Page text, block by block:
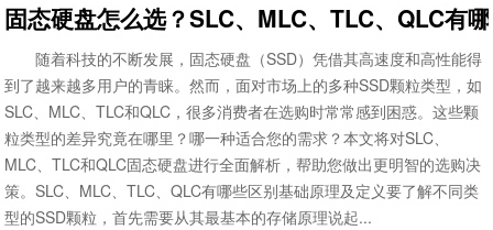
固态硬盘怎么选？SLC、MLC、TLC、QLC有
随着科技的不断发展，固态硬盘（SSD）凭借其高速度和高性能得
到了越来越多用户的青睐。然而，面对市场上的多种SSD颗粒类型，如
SLC、MLC、TLC和QLC，很多消费者在选购时常常感到困惑。这些颗
粒类型的差异究竟在哪里？哪一种适合您的需求？本文将对SLC、
MLC、TLC和QLC固态硬盘进行全面解析，帮助您做出更明智的选购决
策。SLC、MLC、TLC、QLC有哪些区别基础原理及定义要了解不同类
型的SSD颗粒，首先需要从其最基本的存储原理说起...